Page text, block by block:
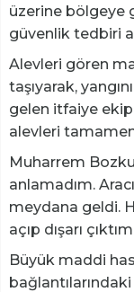
üzerine bölgeye
güvenlik tedbiri
Alevleri gören
taşıyarak,
gelen itfaiye
alevleri
Muharrem
anlamadım.
meydana geldi.
açıp dışarı
Büyük maddi